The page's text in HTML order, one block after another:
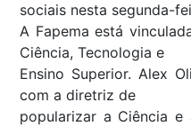
sociais nesta segunda-
A Fapema está
Ciência, Tecnologia e
Ensino Superior. Alex
com a diretriz de
popularizar a Ciência e